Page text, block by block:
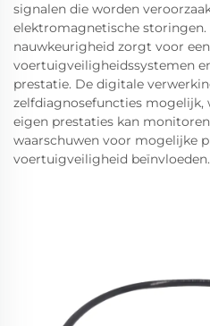
signalen die worden
elektromagnetische storingen.
nauwkeurigheid zorgt voor
voertuigveiligheidssystemen
prestatie. De digitale
zelfdiagnosefuncties mogelijk,
eigen prestaties kan
waarschuwen voor mogelijke
voertuigveiligheid beïnvloeden.